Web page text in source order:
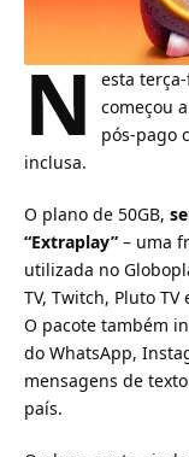
N esta
começou
pós-pago
inclusa.
O plano de 50GB,
“Extraplay” – uma
utilizada no
TV, Twitch, Pluto TV
O pacote também
do WhatsApp,
mensagens de
país.